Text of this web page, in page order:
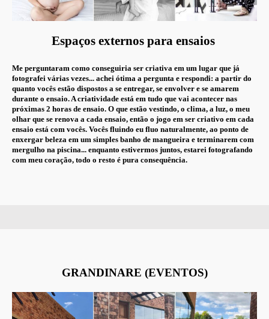
Espaços externospara ensaios
Me perguntaram como conseguiria ser criativa em um lugar que já
fotografei várias vezes... achei ótima a pergunta e respondi: a partir do
quanto vocês estão dispostos a se entregar, se envolver e se amarem
durante o ensaio. A criatividade está em tudo que vai acontecer nas
próximas 2 horas de ensaio. O que estão vestindo, o clima, a luz, o meu
olhar que se renova a cada ensaio, então o jogo em ser criativo em cada
ensaio está com vocês. Vocês fluindo eu fluo naturalmente, ao ponto de
enxergar beleza em um simples banho de mangueira e terminarem com
mergulho na piscina... enquanto estivermos juntos, estarei fotografando
com meu coração, todo o resto é pura consequência.
GRANDINARE (EVENTOS)